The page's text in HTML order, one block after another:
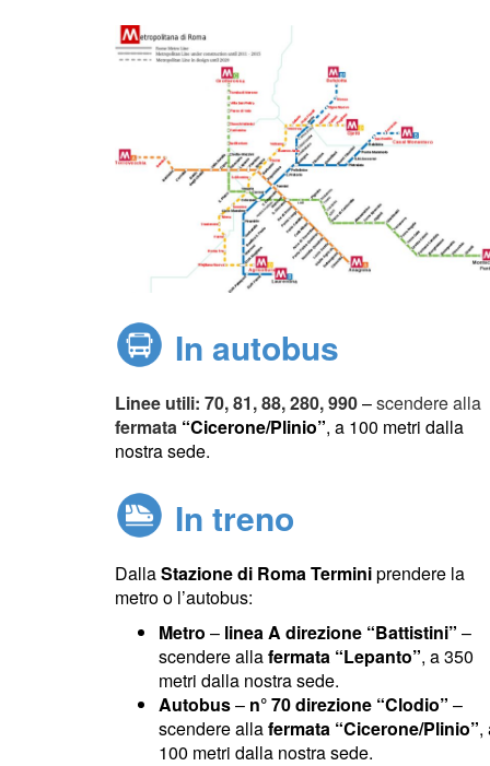
In autobus
Linee utili: 70, 81, 88, 280, 990–scendere alla
fermata “Cicerone/Plinio”, a 100 metri dalla
nostra sede.
In treno
DallaStazione di Roma Terminiprendere la
metro o l’autobus:
Metro – linea A direzione “Battistini” –
scendere allafermata “Lepanto”, a 350
metri dalla nostra sede.
Autobus– n° 70 direzione “Clodio” –
scendere allafermata “Cicerone/Plinio”,
100 metri dalla nostra sede.